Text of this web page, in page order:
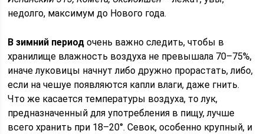
недолго, максимум до Нового года.
В зимний период очень важно следить, чтобы в
хранилище влажность воздуха не превышала 70–75%,
иначе луковицы начнут либо дружно прорастать, либо,
если на чешуе появляются капли влаги, даже гнить.
Что же касается температуры воздуха, то лук,
предназначенный для употребления в пищу, лучше
всего хранить при 18–20°. Севок, особенно крупный, и